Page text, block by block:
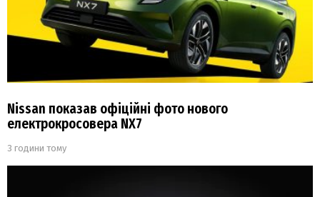
Nissan показав офіційні фото нового
електрокросовера NX7
3 години тому